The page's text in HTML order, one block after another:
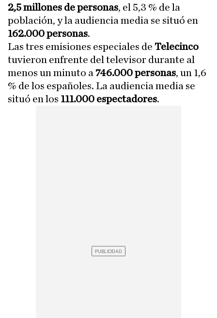
2,5 millones de personas, el 5,3 % de la
población, y la audiencia media se situó en
162.000 personas.
Las tres emisiones especiales de Telecinco
tuvieron enfrente del televisor durante al
menos un minuto a 746.000 personas, un 1,6
% de los españoles. La audiencia media se
situó en los 111.000 espectadores.